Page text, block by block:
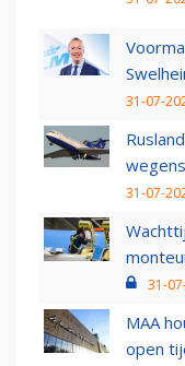
31-07-
31-07-
31-
MAA
open